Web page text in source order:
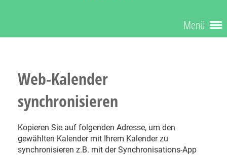
Menü
Web-Kalender
synchronisieren
Kopieren Sie auf folgenden Adresse, um den
gewählten Kalender mit Ihrem Kalender zu
synchronisieren z.B. mit der Synchronisations-App